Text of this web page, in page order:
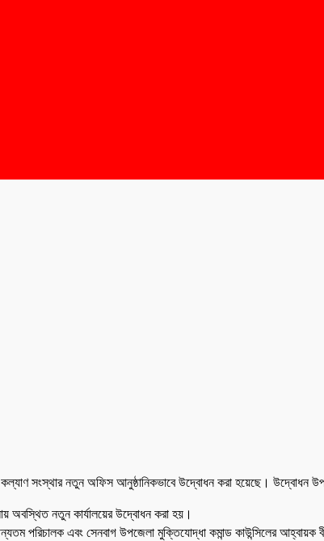
কল্যাণ সংস্থার নতুন অফিস আনুষ্ঠানিকভাবে উদ্বোধন করা হয়েছে। উদ্বোধন
অবস্থিত নতুন কার্যালয়ের উদ্বোধন করা হয়।
পরিচালক এবং সেনবাগ উপজেলা মুক্তিযোদ্ধা কমান্ড কাউন্সিলের